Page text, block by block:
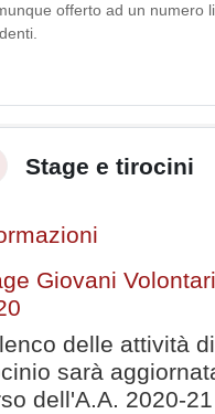
offerto ad un numero
Stage e tirocini
Giovani
delle attività
sarà
dell'A.A. 2020-21